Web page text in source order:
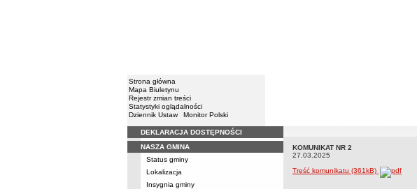
Strona główna
Mapa Biuletynu
Rejestr zmian treści
Statystyki oglądalności
Dziennik Ustaw
Monitor Polski
Menu
DEKLARACJA DOSTĘPNOŚCI
NASZA GMINA
Status gminy
Lokalizacja
Insygnia gminy
KOMUNIKAT NR 2 27.03.2025
KOMUNIKAT NR 2
27.03.2025
Treść komunikatu (361kB)